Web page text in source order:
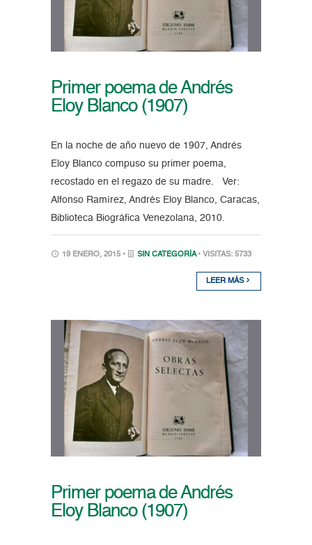
Primer poema de Andrés
Eloy Blanco (1907)
En la noche de año nuevo de 1907, Andrés
Eloy Blanco compuso su primer poema,
recostado en el regazo de su madre. Ver:
Alfonso Ramírez, Andrés Eloy Blanco, Caracas,
Biblioteca Biográfica Venezolana, 2010.
19 ENERO, 2015 • SIN CATEGORÍA • VISITAS: 5733
LEER MÁS
Primer poema de Andrés
Eloy Blanco (1907)